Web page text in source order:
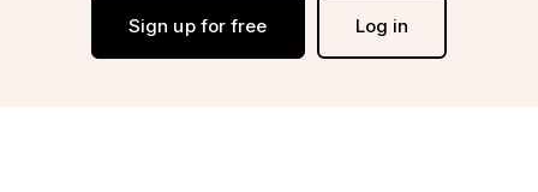
Sign up for free Log in